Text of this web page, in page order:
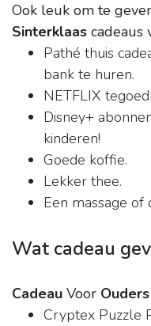
Ook leuk om te
Sinterklaas cadeaus
Pathé thuis
bank te huren.
NETFLIX
Disney+
kinderen!
Goede koffie.
Lekker thee.
Een massage of
Wat cadeau
Cadeau Voor Ouders
Cryptex Puzzle